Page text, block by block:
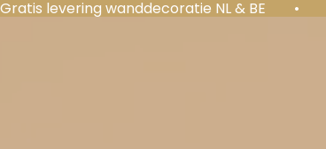
Gratis levering wanddecoratie NL & BE  •